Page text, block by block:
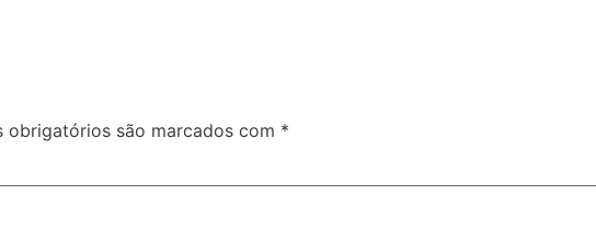
obrigatórios são marcados com *